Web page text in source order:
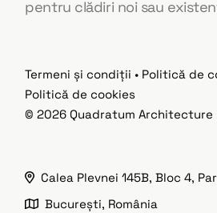
pentru clădiri noi sau
Termeni și condiții • Politică de
Politică de cookies
© 2026Quadratum Architecture
Calea Plevnei 145B, Bloc 4,
București, România